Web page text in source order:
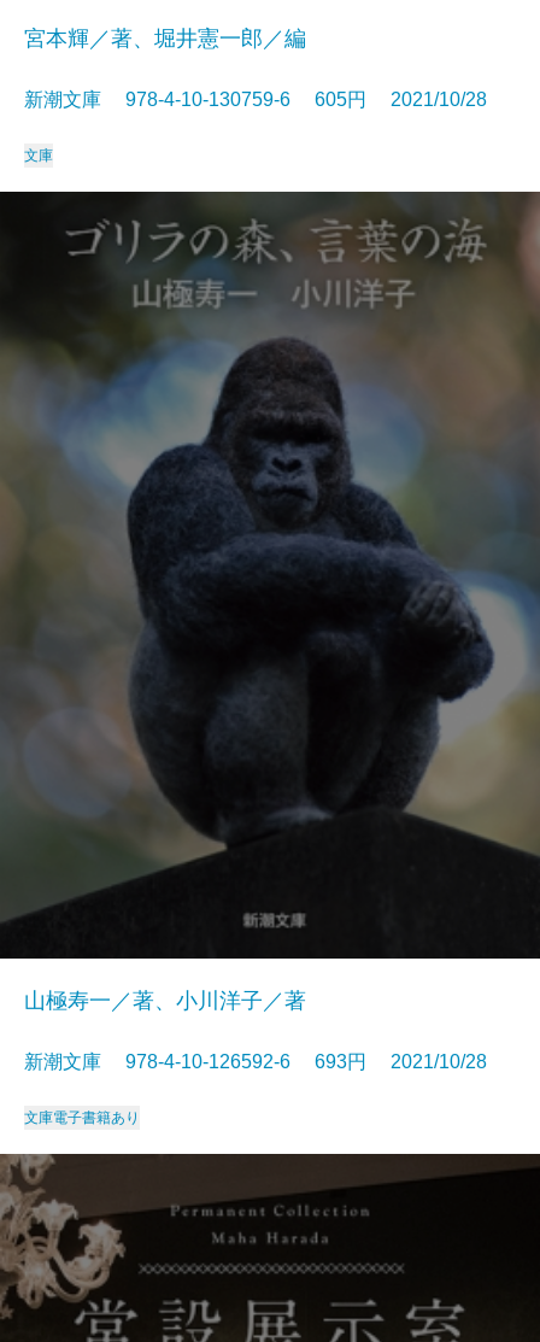
宮本輝／著、堀井憲一郎／編
新潮文庫 978-4-10-130759-6 605円 2021/10/28
文庫
山極寿一／著、小川洋子／著
新潮文庫 978-4-10-126592-6 693円 2021/10/28
文庫電子書籍あり